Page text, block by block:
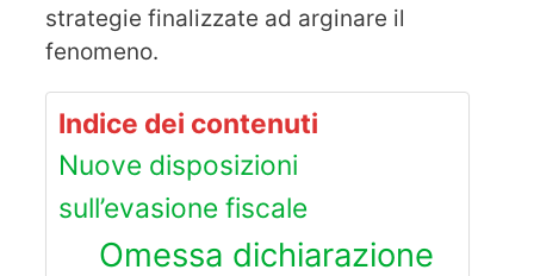
strategie finalizzate ad arginare il
fenomeno.
Indice dei contenuti
Nuove disposizioni
sull’evasione fiscale
Omessa dichiarazione